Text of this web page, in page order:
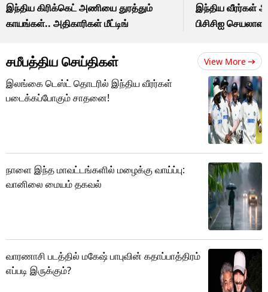
இந்திய கிரிக்கெட் அணியை துரத்தும்
காயங்கள்.. அதிகாரிகள் மீட்டிங்
இந்திய வீரர்கள்
பிசிசிஐ
சமீபத்திய செய்திகள் View More
இலங்கை டெஸ்ட் தொடரில் இந்திய வீரர்கள்
படைக்கப்போகும் சாதனை!
நாளை இந்த மாவட்டங்களில் மழைக்கு வாய்ப்பு:
வானிலை மையம் தகவல்
வாரணாசி படத்தில் மகேஷ் பாபுவின் கதாப்பாத்திரம்
எப்படி இருக்கும்?